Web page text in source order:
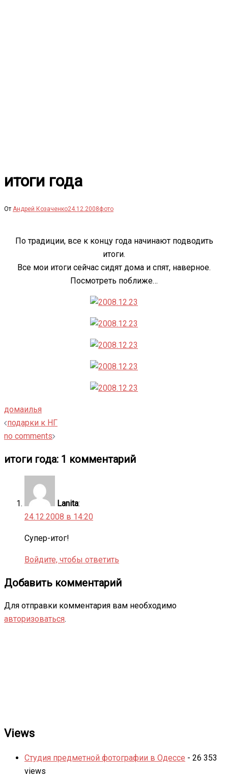
итоги года
От Андрей Козаченко24.12.2008фото
По традиции, все к концу года начинают подводить
итоги.
Все мои итоги сейчас сидят дома и спят, наверное.
Посмотреть поближе…
домаилья
Навигация
записи
подарки к НГ
no comments
итоги года: 1 комментарий
Lanita:
24.12.2008 в 14:20
Супер-итог!
Войдите, чтобы ответить
Добавить комментарий
Для отправки комментария вам необходимо
авторизоваться.
Views
Студия предметной фотографии в Одессе - 26 353
views